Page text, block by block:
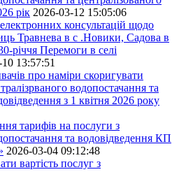
рік 2026-03-12 15:05:06
консультацій щодо
Травнева в с .Новики, Садова в
річчя Перемоги в селі
13:57:51
про наміри скоригувати
водопостачання та
з 1 квітня 2026 року
тарифів на послуги з
та водовідведення КП
2026-03-04 09:12:48
вартість послуг з